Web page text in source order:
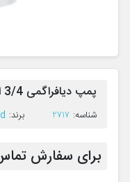
پمپ دیافراگمی 3/4 اینچ آرو مدل Expert
ﺷﻨﺎﺳﻪ: 2717 ﺑﺮﻧﺪ:
برای سفارش